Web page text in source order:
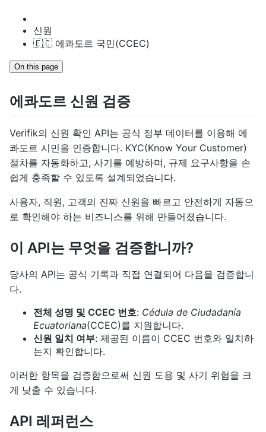
신원
🇪🇨 에콰도르 국민(CCEC)
On this page
에콰도르 신원 검증
Verifik의 신원 확인 API는 공식 정부 데이터를 이용해 에
콰도르 시민을 인증합니다. KYC(Know Your Customer)
절차를 자동화하고, 사기를 예방하며, 규제 요구사항을 손
쉽게 충족할 수 있도록 설계되었습니다.
사용자, 직원, 고객의 진짜 신원을 빠르고 안전하게 자동으
로 확인해야 하는 비즈니스를 위해 만들어졌습니다.
이 API는 무엇을 검증합니까?
당사의 API는 공식 기록과 직접 연결되어 다음을 검증합니
다.
전체 성명 및 CCEC 번호: Cédula de Ciudadanía
Ecuatoriana(CCEC)를 지원합니다.
신원 일치 여부: 제공된 이름이 CCEC 번호와 일치하
는지 확인합니다.
이러한 항목을 검증함으로써 신원 도용 및 사기 위험을 크
게 낮출 수 있습니다.
API 레퍼런스